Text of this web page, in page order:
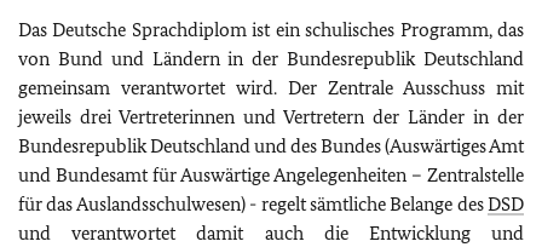
Das Deutsche Sprachdiplom ist ein schulisches Programm, das
von Bund und Ländern in der Bundesrepublik Deutschland
gemeinsam verantwortet wird. Der Zentrale Ausschuss mit
jeweils drei Vertreterinnen und Vertretern der Länder in der
Bundesrepublik Deutschland und des Bundes (Auswärtiges Amt
und Bundesamt für Auswärtige Angelegenheiten – Zentralstelle
für das Auslandsschulwesen) - regelt sämtliche Belange desDSD
und verantwortet damit auch die Entwicklung und